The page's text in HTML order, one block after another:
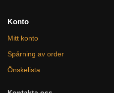
Konto
Mitt konto
Spårning av order
Önskelista